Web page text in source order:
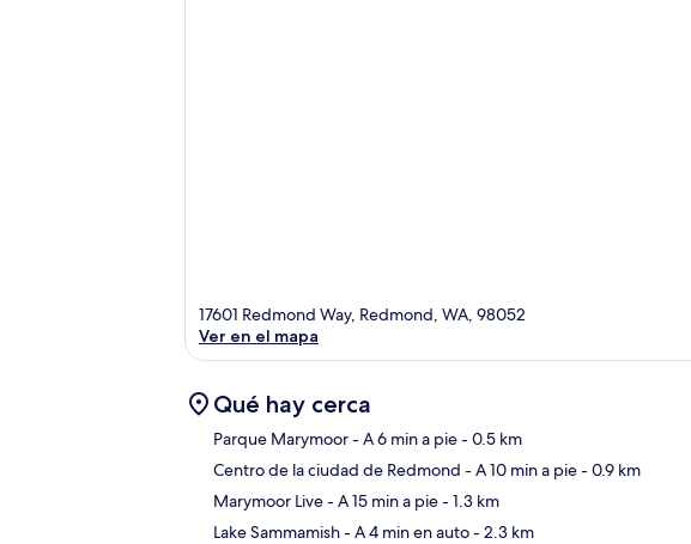
17601 Redmond Way, Redmond, WA, 98052
Ver en el mapa
Qué hay cerca
Parque Marymoor- A 6 min a pie- 0.5 km
Centro de la ciudad de Redmond - A 10 min a pie- 0.9 km
Marymoor Live- A 15 min a pie- 1.3 km
Lake Sammamish- A 4 min en auto- 2.3 km